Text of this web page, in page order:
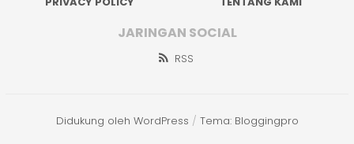
JARINGAN SOCIAL
RSS
Didukung oleh WordPress / Tema: Bloggingpro